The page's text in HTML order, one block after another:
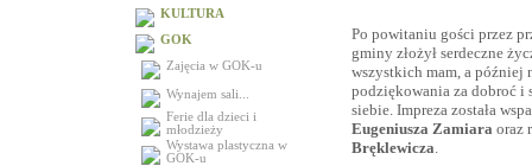
KULTURA
GOK
Zajęcia w GOK-u
Wynajem sali...
Ferie dla dzieci i
młodzieży
Wystawa plastyczna w
GOK-u
Po powitaniu gości przez
gminy złożył serdeczne
wszystkich mam, a później
podziękowania za dobroć i
siebie. Impreza została
Eugeniusza Zamiara oraz
Bręklewicza.